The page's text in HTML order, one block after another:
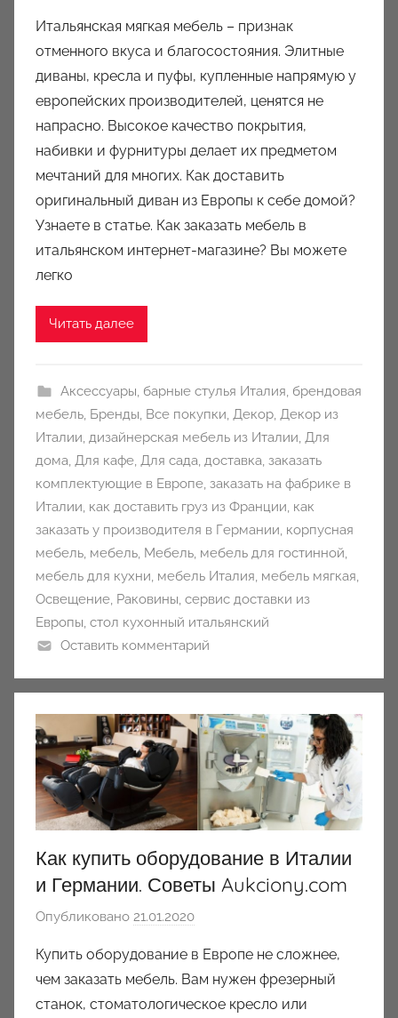
т
о
р
о
м
a
u
k
c
Итальянская мягкая мебель – признак
отменного вкуса и благосостояния. Элитные
диваны, кресла и пуфы, купленные напрямую у
европейских производителей, ценятся не
напрасно. Высокое качество покрытия,
набивки и фурнитуры делает их предметом
мечтаний для многих. Как доставить
оригинальный диван из Европы к себе домой?
Узнаете в статье. Как заказать мебель в
итальянском интернет-магазине? Вы можете
легко
Читать далее
Аксессуары барные стулья Италия брендовая
мебель Бренды Все покупки Декор Декор из
Италии дизайнерская мебель из Италии Для
дома Для кафе Для сада доставка заказать
комплектующие в Европе заказать на фабрике в
Италии как доставить груз из Франции как
заказать у производителя в Германии корпусная
мебель мебель Мебель мебель для гостинной
мебель для кухни мебель Италия мебель мягкая
Освещение Раковины сервис доставки из
Европы стол кухонный итальянский
Оставить комментарий
Как купить оборудование в Италии
и Германии. Советы Aukciony.com
Опубликовано 21.01.2020
т
о
р
Купить оборудование в Европе не сложнее,
чем заказать мебель. Вам нужен фрезерный
станок, стоматологическое кресло или